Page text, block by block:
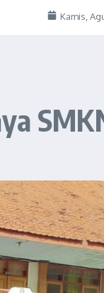
Kamis,